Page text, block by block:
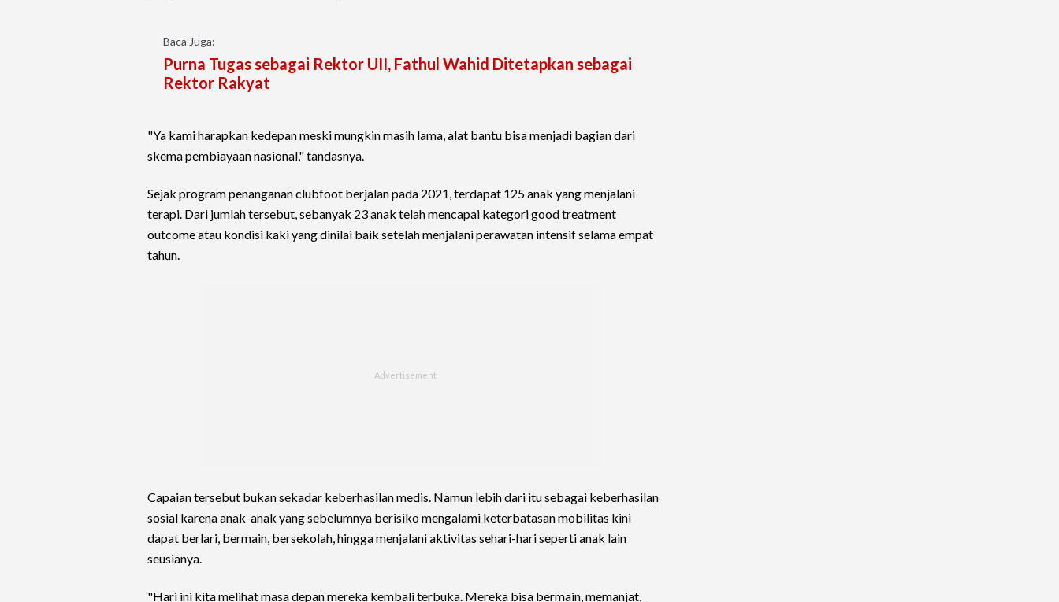
Baca Juga:
Purna Tugas sebagai Rektor UII, Fathul Wahid Ditetapkan sebagai
Rektor Rakyat
"Ya kami harapkan kedepan meski mungkin masih lama, alat bantu bisa menjadi bagian dari
skema pembiayaan nasional," tandasnya.
Sejak program penanganan clubfoot berjalan pada 2021, terdapat 125 anak yang menjalani
terapi. Dari jumlah tersebut, sebanyak 23 anak telah mencapai kategori good treatment
outcome atau kondisi kaki yang dinilai baik setelah menjalani perawatan intensif selama empat
tahun.
Capaian tersebut bukan sekadar keberhasilan medis. Namun lebih dari itu sebagai keberhasilan
sosial karena anak-anak yang sebelumnya berisiko mengalami keterbatasan mobilitas kini
dapat berlari, bermain, bersekolah, hingga menjalani aktivitas sehari-hari seperti anak lain
seusianya.
"Hari ini kita melihat masa depan mereka kembali terbuka. Mereka bisa bermain, memanjat,